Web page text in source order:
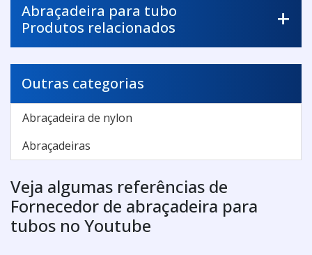
Abraçadeira para tubo
Produtos relacionados
Outras categorias
Abraçadeira de nylon
Abraçadeiras
Veja algumas referências de
Fornecedor de abraçadeira para
tubos no Youtube